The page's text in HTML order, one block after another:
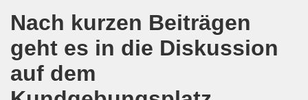
Nach kurzen Beiträgen
geht es in die Diskussion
auf dem
bleibt aktiv auch in Corona-Zeiten!
als Tag des Widerstands am 09.03.2020:
am 19.03.2020 zur Corona-Pandemie